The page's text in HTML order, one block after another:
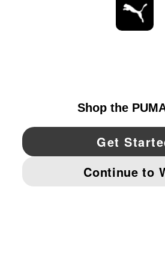
YouTube Twitter Pinterest